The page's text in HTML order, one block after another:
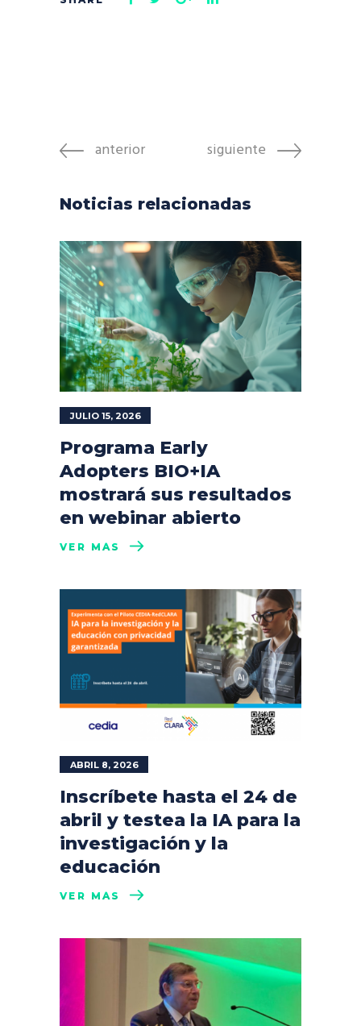
anterior siguiente
Noticias relacionadas
JULIO 15, 2026
Programa Early
Adopters BIO+IA
mostrará sus resultados
en webinar abierto
VER MÁS
ABRIL 8, 2026
Inscríbete hasta el 24 de
abril y testea la IA para la
investigación y la
educación
VER MÁS